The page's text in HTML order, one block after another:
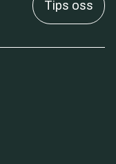
Tips oss